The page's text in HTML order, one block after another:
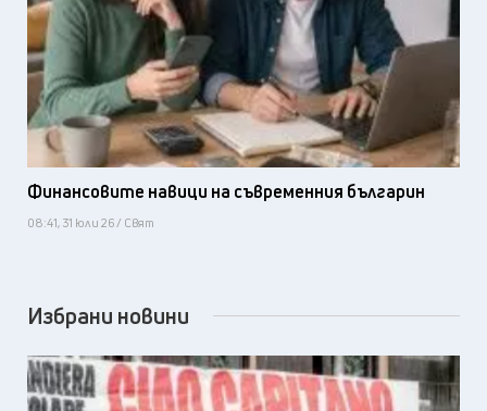
Финансовите навици на съвременния българин
08:41, 31 юли 26 / Свят
Избрани новини